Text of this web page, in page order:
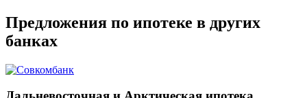
Предложения по ипотеке в других
банках